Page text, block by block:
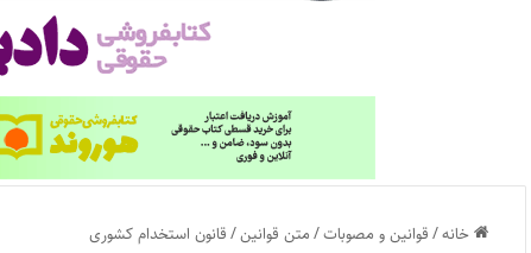
خانه/قوانین و مصوبات/متن قوانین/قانون استخدام کشوری